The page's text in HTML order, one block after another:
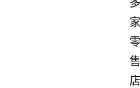
家
零
售
店